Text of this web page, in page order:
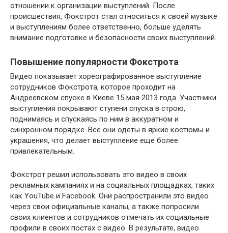
отношении к организации выступлений. После
происшествия, Фокстрот стал относиться к своей музыке
и выступлениям более ответственно, больше уделять
внимание подготовке и безопасности своих выступлений.
Повышение популярности Фокстрота
Видео показывает хореографированное выступление
сотрудников Фокстрота, которое проходит на
Андреевском спуске в Киеве 15 мая 2013 года. Участники
выступления покрывают ступени спуска в строю,
поднимаясь и спускаясь по ним в аккуратном и
синхронном порядке. Все они одеты в яркие костюмы и
украшения, что делает выступление еще более
привлекательным.
Фокстрот решил использовать это видео в своих
рекламных кампаниях и на социальных площадках, таких
как YouTube и Facebook. Они распространили это видео
через свои официальные каналы, а также попросили
своих клиентов и сотрудников отмечать их социальные
профили в своих постах с видео. В результате, видео